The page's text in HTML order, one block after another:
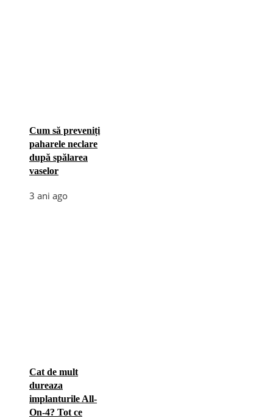
Cum să preveniți
paharele neclare
după spălarea
vaselor
3 ani ago
Cat de mult
dureaza
implanturile All-
On-4? Tot ce